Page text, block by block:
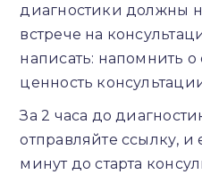
диагностики должны
встрече на
написать: напомнить о
ценность
За 2 часа до
отправляйте ссылку, и
минут до старта